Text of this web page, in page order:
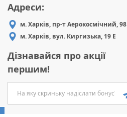
Адреси:
м. Харків, пр-т Аерокосмічний, 98
м. Харків, вул. Киргизька, 19 Е
Дізнавайся про акції
першим!